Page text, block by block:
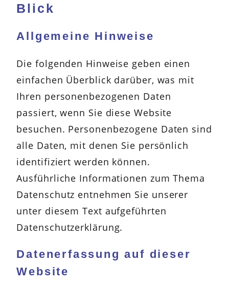
Blick
Allgemeine Hinweise
Die folgenden Hinweise geben einen
einfachen Überblick darüber, was mit
Ihren personenbezogenen Daten
passiert, wenn Sie diese Website
besuchen. Personenbezogene Daten sind
alle Daten, mit denen Sie persönlich
identifiziert werden können.
Ausführliche Informationen zum Thema
Datenschutz entnehmen Sie unserer
unter diesem Text aufgeführten
Datenschutzerklärung.
Datenerfassung auf dieser
Website